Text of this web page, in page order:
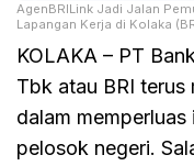
AgenBRILink Jadi Jalan
Lapangan Kerja di Kolaka
KOLAKA – PT
Tbk atau BRI terus
dalam
pelosok negeri.